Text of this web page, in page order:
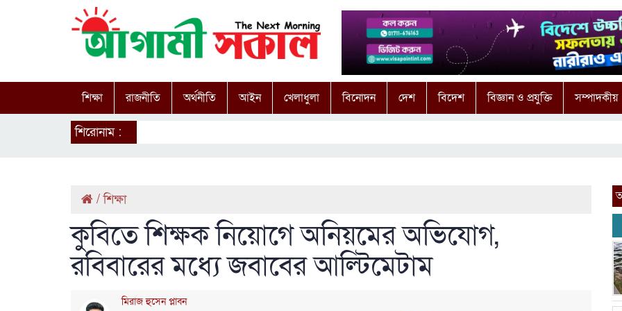
শিক্ষা রাজনীতি অর্থনীতি আইন খেলাধুলা বিনোদন দেশ বিদেশ বিজ্ঞান ও প্রযুক্তি সম্পাদকীয়
শিরোনাম :
/শিক্ষা
কুবিতে শিক্ষক নিয়োগে অনিয়মের অভিযোগ,
রবিবারের মধ্যে জবাবের আল্টিমেটাম
মিরাজ হুসেন প্লাবন